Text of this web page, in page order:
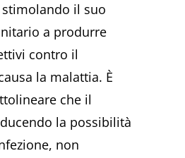
il suo
a produrre
contro il
la malattia. È
che il
la possibilità
non